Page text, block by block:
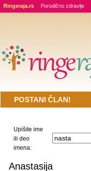
Ringeraja.rs Porodično zdravlje
Upišite ime
ili deo
imena:
Anastasija
POSTANI ČLAN!